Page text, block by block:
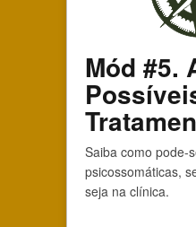
Mód #5.
Saiba como pode-
psicossomáticas,
seja na clínica.